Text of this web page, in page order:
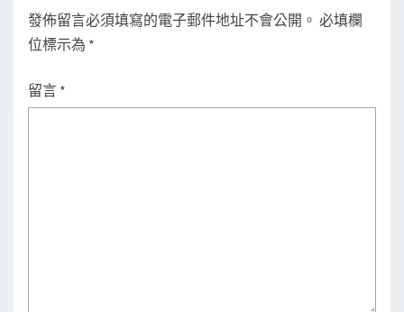
發佈留言必須填寫的電子郵件地址不會公開。 必填欄
位標示為 *
留言 *